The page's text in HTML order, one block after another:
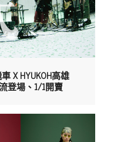
X HYUKOH高雄
登場、1/1開賣